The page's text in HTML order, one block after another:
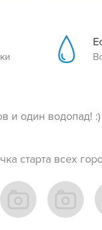
и один водопад! :)
старта всех